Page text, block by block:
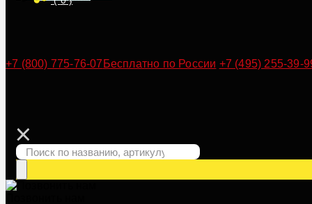
+7 (800) 775-76-07 Бесплатно по России +7 (495) 255-39-